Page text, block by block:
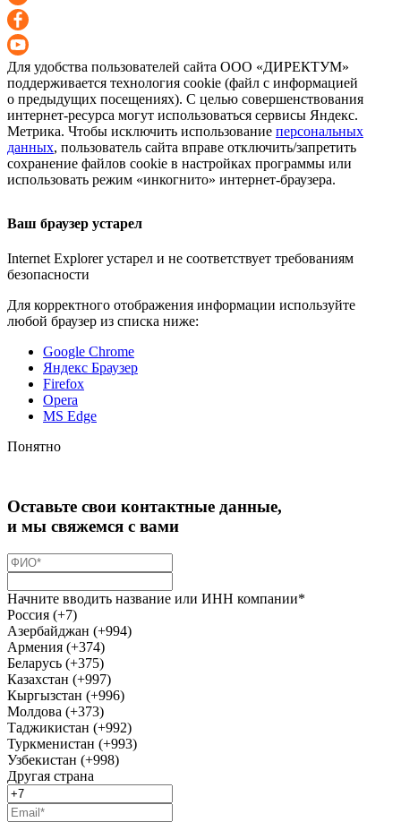
Для удобства пользователей сайта ООО «ДИРЕКТУМ»
поддерживается технология cookie (файл с информацией
о предыдущих посещениях). С целью совершенствования
интернет-ресурса могут использоваться сервисы Яндекс.
Метрика. Чтобы исключить использование персональных
данных, пользователь сайта вправе отключить/запретить
сохранение файлов cookie в настройках программы или
использовать режим «инкогнито» интернет-браузера.
Ваш браузер устарел
Internet Explorer устарел и не соответствует требованиям
безопасности
Для корректного отображения информации используйте
любой браузер из списка ниже:
Google Chrome
Яндекс Браузер
Firefox
Opera
MS Edge
Понятно
Оставьте свои контактные данные,
и мы свяжемся с вами
Начните вводить название или ИНН компании*
Россия (+7)
Азербайджан (+994)
Армения (+374)
Беларусь (+375)
Казахстан (+997)
Кыргызстан (+996)
Молдова (+373)
Таджикистан (+992)
Туркменистан (+993)
Узбекистан (+998)
Другая страна